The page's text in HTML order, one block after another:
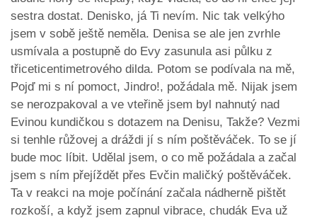
sestra dostat. Denisko, já Ti nevím. Nic tak velkýho
jsem v sobě ještě neměla. Denisa se ale jen zvrhle
usmívala a postupně do Evy zasunula asi půlku z
třiceticentimetrového dilda. Potom se podívala na mě,
Pojď mi s ní pomoct, Jindro!, požádala mě. Nijak jsem
se nerozpakoval a ve vteřině jsem byl nahnutý nad
Evinou kundičkou s dotazem na Denisu, Takže? Vezmi
si tenhle růžovej a dráždi jí s ním poštěváček. To se jí
bude moc líbit. Udělal jsem, o co mě požádala a začal
jsem s ním přejíždět přes Evčin maličký poštěváček.
Ta v reakci na moje počínání začala nádherně pištět
rozkoší, a když jsem zapnul vibrace, chudák Eva už